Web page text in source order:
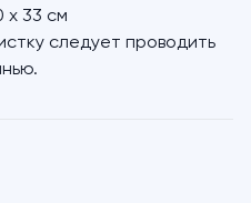
х 33 см
следует проводить